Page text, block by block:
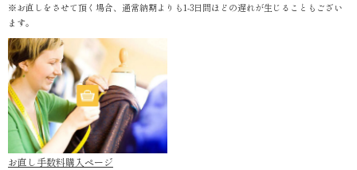
※お直しをさせて頂く場合、通常納期よりも1-3日間ほどの遅れが生じることもござい
ます。
お直し手数料購入ページ